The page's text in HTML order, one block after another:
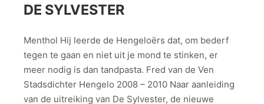
DE SYLVESTER
Menthol Hij leerde de Hengeloërs dat, om bederf
tegen te gaan en niet uit je mond te stinken, er
meer nodig is dan tandpasta. Fred van de Ven
Stadsdichter Hengelo 2008 – 2010 Naar aanleiding
van de uitreiking van De Sylvester, de nieuwe